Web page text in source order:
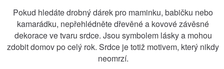
Pokud hledáte drobný dárek pro maminku, babičku nebo
kamarádku, nepřehlédněte dřevěné a kovové závěsné
dekorace ve tvaru srdce. Jsou symbolem lásky a mohou
zdobit domov po celý rok. Srdce je totiž motivem, který nikdy
neomrzí.